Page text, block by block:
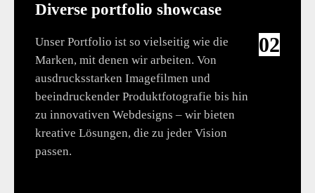
Diverse portfolio showcase
02
Unser Portfolio ist so vielseitig wie die
Marken, mit denen wir arbeiten. Von
ausdrucksstarken Imagefilmen und
beeindruckender Produktfotografie bis hin
zu innovativen Webdesigns – wir bieten
kreative Lösungen, die zu jeder Vision
passen.